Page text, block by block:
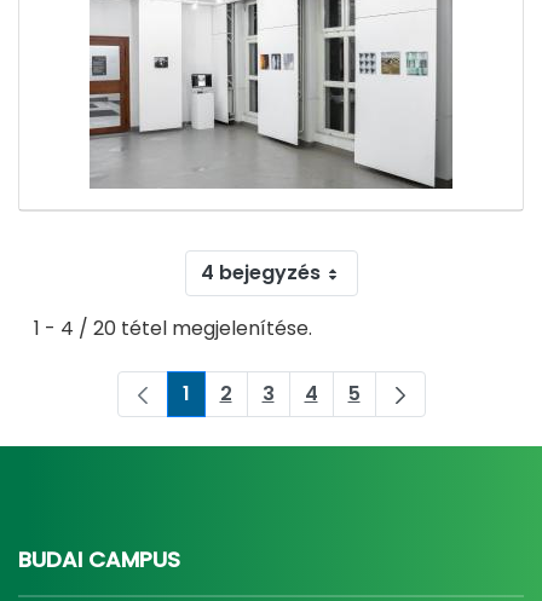
4 bejegyzés
1 - 4 / 20 tétel megjelenítése.
Oldal
1 Oldal
2 Oldal
3 Oldal
4 Oldal
5
BUDAI CAMPUS